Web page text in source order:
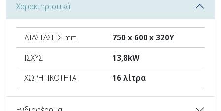
Χαρακτηριστικά
ΔΙΑΣΤΑΣΕΙΣ mm
750 x 600 x 320Υ
ΙΣΧΥΣ
13,8kW
ΧΩΡΗΤΙΚΟΤΗΤΑ
16 λίτρα